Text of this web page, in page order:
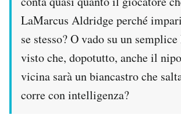
LaMarcus Aldridge perché
se stesso? O vado su un
visto che, dopotutto, anche il
vicina sarà un biancastro che
corre con intelligenza?